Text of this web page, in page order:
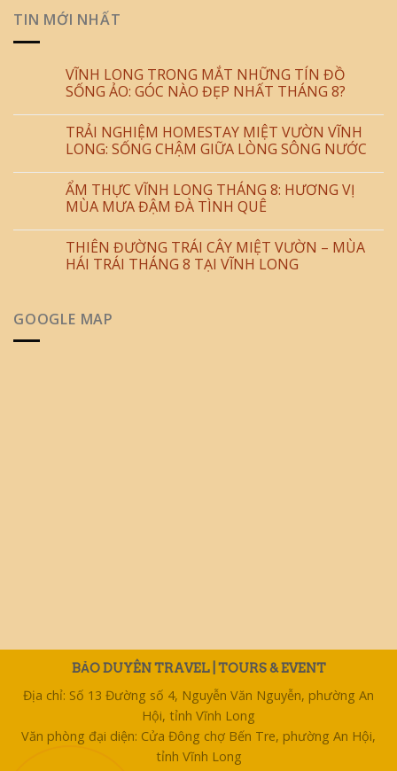
TIN MỚI NHẤT
VĨNH LONG TRONG MẮT NHỮNG TÍN ĐỒ
SỐNG ẢO: GÓC NÀO ĐẸP NHẤT THÁNG 8?
TRẢI NGHIỆM HOMESTAY MIỆT VƯỜN VĨNH
LONG: SỐNG CHẬM GIỮA LÒNG SÔNG NƯỚC
ẨM THỰC VĨNH LONG THÁNG 8: HƯƠNG VỊ
MÙA MƯA ĐẬM ĐÀ TÌNH QUÊ
THIÊN ĐƯỜNG TRÁI CÂY MIỆT VƯỜN – MÙA
HÁI TRÁI THÁNG 8 TẠI VĨNH LONG
GOOGLE MAP
BẢO DUYÊN TRAVEL | TOURS & EVENT
Địa chỉ: Số 13 Đường số 4, Nguyễn Văn Nguyễn, phường An
Hội, tỉnh Vĩnh Long
Văn phòng đại diện: Cửa Đông chợ Bến Tre, phường An Hội,
tỉnh Vĩnh Long